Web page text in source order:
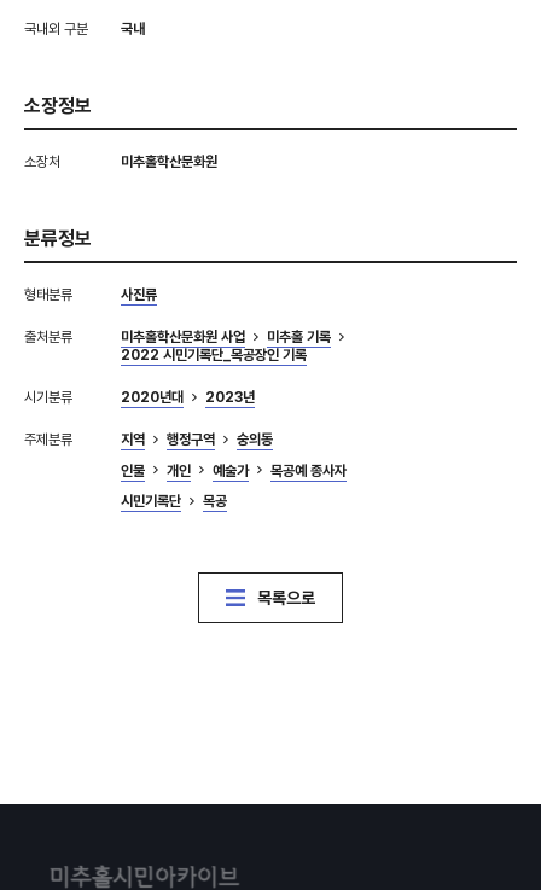
국내외 구분 국내
소장정보
소장처 미추홀학산문화원
분류정보
형태분류 사진류
출처분류 미추홀학산문화원 사업
미추홀 기록
2022 시민기록단_목공장인 기록
시기분류 2020년대 2023년
주제분류 지역 행정구역
숭의동
인물
개인 예술가
목공예 종사자
시민기록단
목공
목록으로